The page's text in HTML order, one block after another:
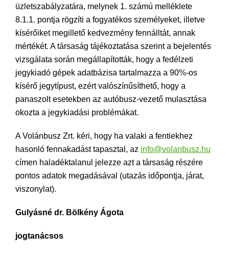
üzletszabályzatára, melynek 1. számú melléklete
8.1.1. pontja rögzíti a fogyatékos személyeket, illetve
kísérőiket megillető kedvezmény fennálltát, annak
mértékét. A társaság tájékoztatása szerint a bejelentés
vizsgálata során megállapították, hogy a fedélzeti
jegykiadó gépek adatbázisa tartalmazza a 90%-os
kísérő jegytípust, ezért valószínűsíthető, hogy a
panaszolt esetekben az autóbusz-vezető mulasztása
okozta a jegykiadási problémákat.
A Volánbusz Zrt. kéri, hogy ha valaki a fentiekhez
hasonló fennakadást tapasztal, az info@volanbusz.hu
címen haladéktalanul jelezze azt a társaság részére
pontos adatok megadásával (utazás időpontja, járat,
viszonylat).
Gulyásné dr. Bölkény Ágota
jogtanácsos